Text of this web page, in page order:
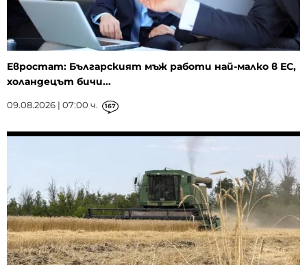
Евростат: Българският мъж работи най-малко в ЕС,
холандецът бичи...
09.08.2026 | 07:00 ч. 167